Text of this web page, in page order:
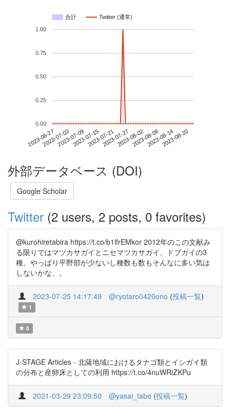
合計 Twitter (通常)
2023-06-272023-07-032023-07-092023-07-152023-07-212023-07-272023-08-022023-08-082023-08-142023-08-20
0.00
0.25
0.50
0.75
1.00
外部データベース (DOI)
Google Scholar
Twitter (2 users, 2 posts, 0 favorites)
@kurohiretabira https://t.co/b1lfrEMkor 2012年のこの文献み
る限りではマツカサガイとニセマツカサガイ、ドブガイの3
種。やっぱり平野部が少ないし種数も数もそんなに多い気は
しないかな、。
2023-07-25 14:17:49 @ryotaro0420ono (投稿一覧)
1
0
J-STAGE Articles - 北薩地域におけるタナゴ類とイシガイ類
の分布と産卵床としての利用 https://t.co/4nuWRiZKPu
2021-03-29 23:09:50 @yasai_tabe (投稿一覧)